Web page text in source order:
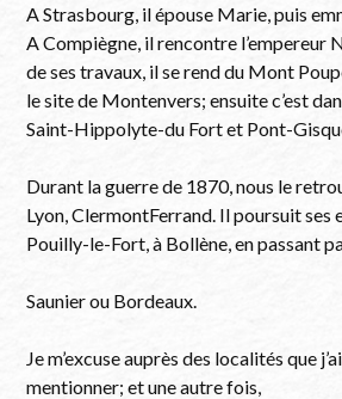
A Strasbourg, il épouse Marie, puis
A Compiègne, il rencontre l’empereur
de ses travaux, il se rend du Mont
le site de Montenvers; ensuite c’est
Saint-Hippolyte-du Fort et Pont-
Durant la guerre de 1870, nous le
Lyon, ClermontFerrand. Il poursuit ses
Pouilly-le-Fort, à Bollène, en passant
Saunier ou Bordeaux.
Je m’excuse auprès des localités que
mentionner; et une autre fois,